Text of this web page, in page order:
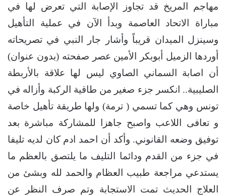
مهاجم المريخ قد تجاوز الإصابة التي تعرض لها في
مباراة الاتحاد العاصمة وبدأ الآن في عملية التأهيل
وسينزل الميدان قريباً وأشار جار النبي في تصريحاته
أوردها الزميل أبوبكر الأمين عصر صفحته (بدون عنوان)
أن اصابة السماني الصاوي ليس لها علاقة بالأربطة
الصليبية.. انكسر جزء صغير من طاقية الركبة وأزاله في
تونس وهي كما تسمي ( ترمة) ولها طريقة تأهيل خاصة
و تعافى اللاعب واصبح جاهزا للمشاركة مباشرة بعد
توفيق وضعه القانوني. وأكد أن احمد ادم كان لديه تليفا
في جزء من القدم ودائما التليف ما يلتصق بالعظم ما
يستدعي مراجعة طبيب العظام والحمد لله وبشئ من
العلاج الحديث تمت الاستجابة وتم صرف النظر عن